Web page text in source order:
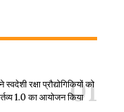
रक्षा प्रौद्योगिकियों को
1.0 का आयोजन किया